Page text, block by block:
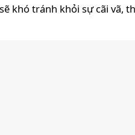
khó tránh khỏi sự cãi vã,